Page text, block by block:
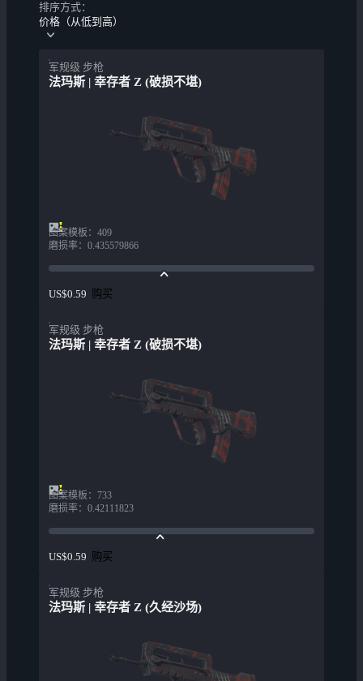
排序方式：
价格（从低到高）
军规级 步枪
法玛斯 | 幸存者 Z (破损不堪)
图案模板 ： 409
磨损率： 0.435579866
US$0.59 购买
军规级 步枪
法玛斯 | 幸存者 Z (破损不堪)
图案模板 ： 733
磨损率： 0.42111823
US$0.59 购买
军规级 步枪
法玛斯 | 幸存者 Z (久经沙场)